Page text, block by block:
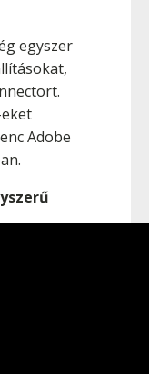
egyszer
Adobe